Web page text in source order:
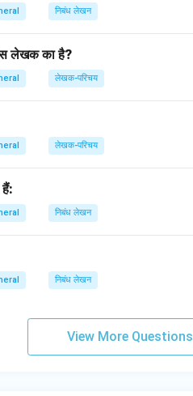
निबंध लेखन
लेखक का है?
लेखक-परिचय
लेखक-परिचय
निबंध लेखन
निबंध लेखन
View More Questions